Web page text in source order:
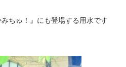
ちゅ！』にも登場する用水です